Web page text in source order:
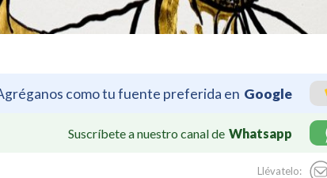
como tu fuente preferida en Google
Suscríbete a nuestro canal de Whatsapp
Llévatelo: